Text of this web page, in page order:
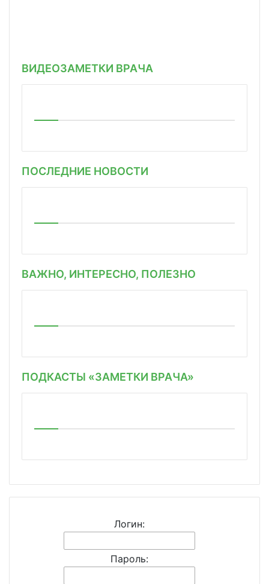
ВИДЕОЗАМЕТКИ ВРАЧА
ПОСЛЕДНИЕ НОВОСТИ
ВАЖНО, ИНТЕРЕСНО, ПОЛЕЗНО
ПОДКАСТЫ «ЗАМЕТКИ ВРАЧА»
Логин:
Пароль: